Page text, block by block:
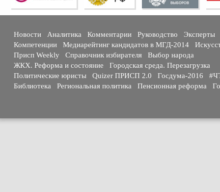
Новости Аналитика Комментарии Руководство
Эксперты
Компетенции
Медиарейтинг кандидатов в МГД-2014
Присп Weekly
Справочник избирателя
Выбор народа
ЖКХ. Реформа и состояние
Городская среда. Перезагрузка
Политические юристы
Quizer ПРИСП 2.0 Госдума-2016
Библиотека
Региональная политика Пенсионная реформа